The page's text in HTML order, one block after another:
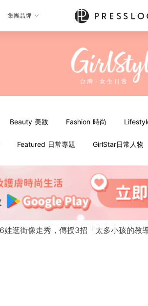
集團品牌
Beauty 美妝 Fashion 時尚
Featured 日常專題 GirlStar日常人物